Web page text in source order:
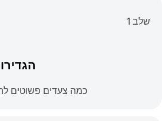
שלב 1
כמה צעדים פשוטים